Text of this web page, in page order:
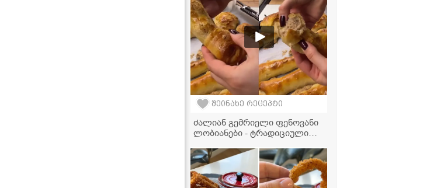
შეინახე რეცეპტი
ძალიან გემრიელი ფენოვანი
ლობიანები - ტრადიციული